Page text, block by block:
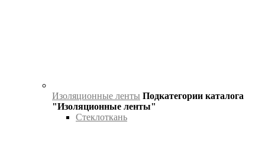
Изоляционные ленты Подкатегории каталога
"Изоляционные ленты"
Стеклоткань